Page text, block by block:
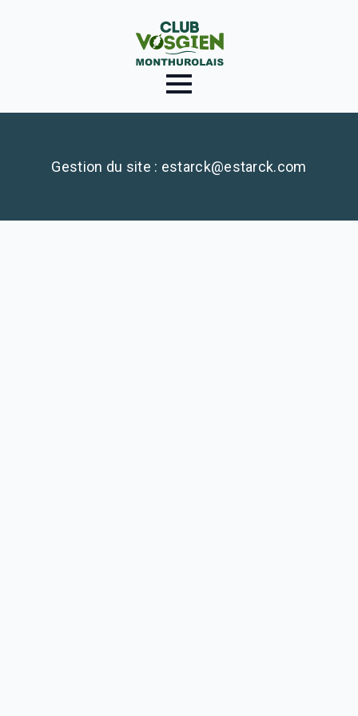
Gestion du site : estarck@estarck.com